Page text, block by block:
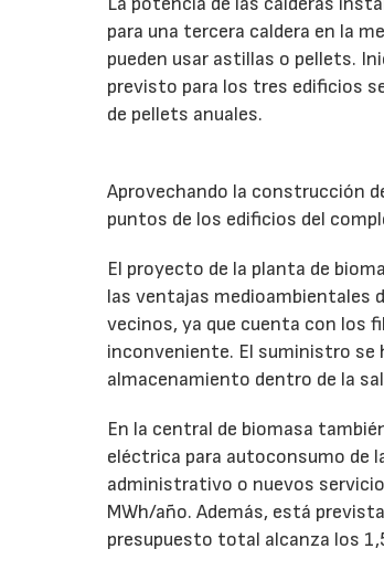
para una tercera caldera en la
pueden usar astillas o pellets.
previsto para los tres edificios
de pellets anuales.
Aprovechando la construcción
puntos de los edificios del
El proyecto de la planta de
las ventajas medioambientales
vecinos, ya que cuenta con los
inconveniente. El suministro se
almacenamiento dentro de la
En la central de biomasa
eléctrica para autoconsumo de
administrativo o nuevos
MWh/año. Además, está
presupuesto total alcanza los